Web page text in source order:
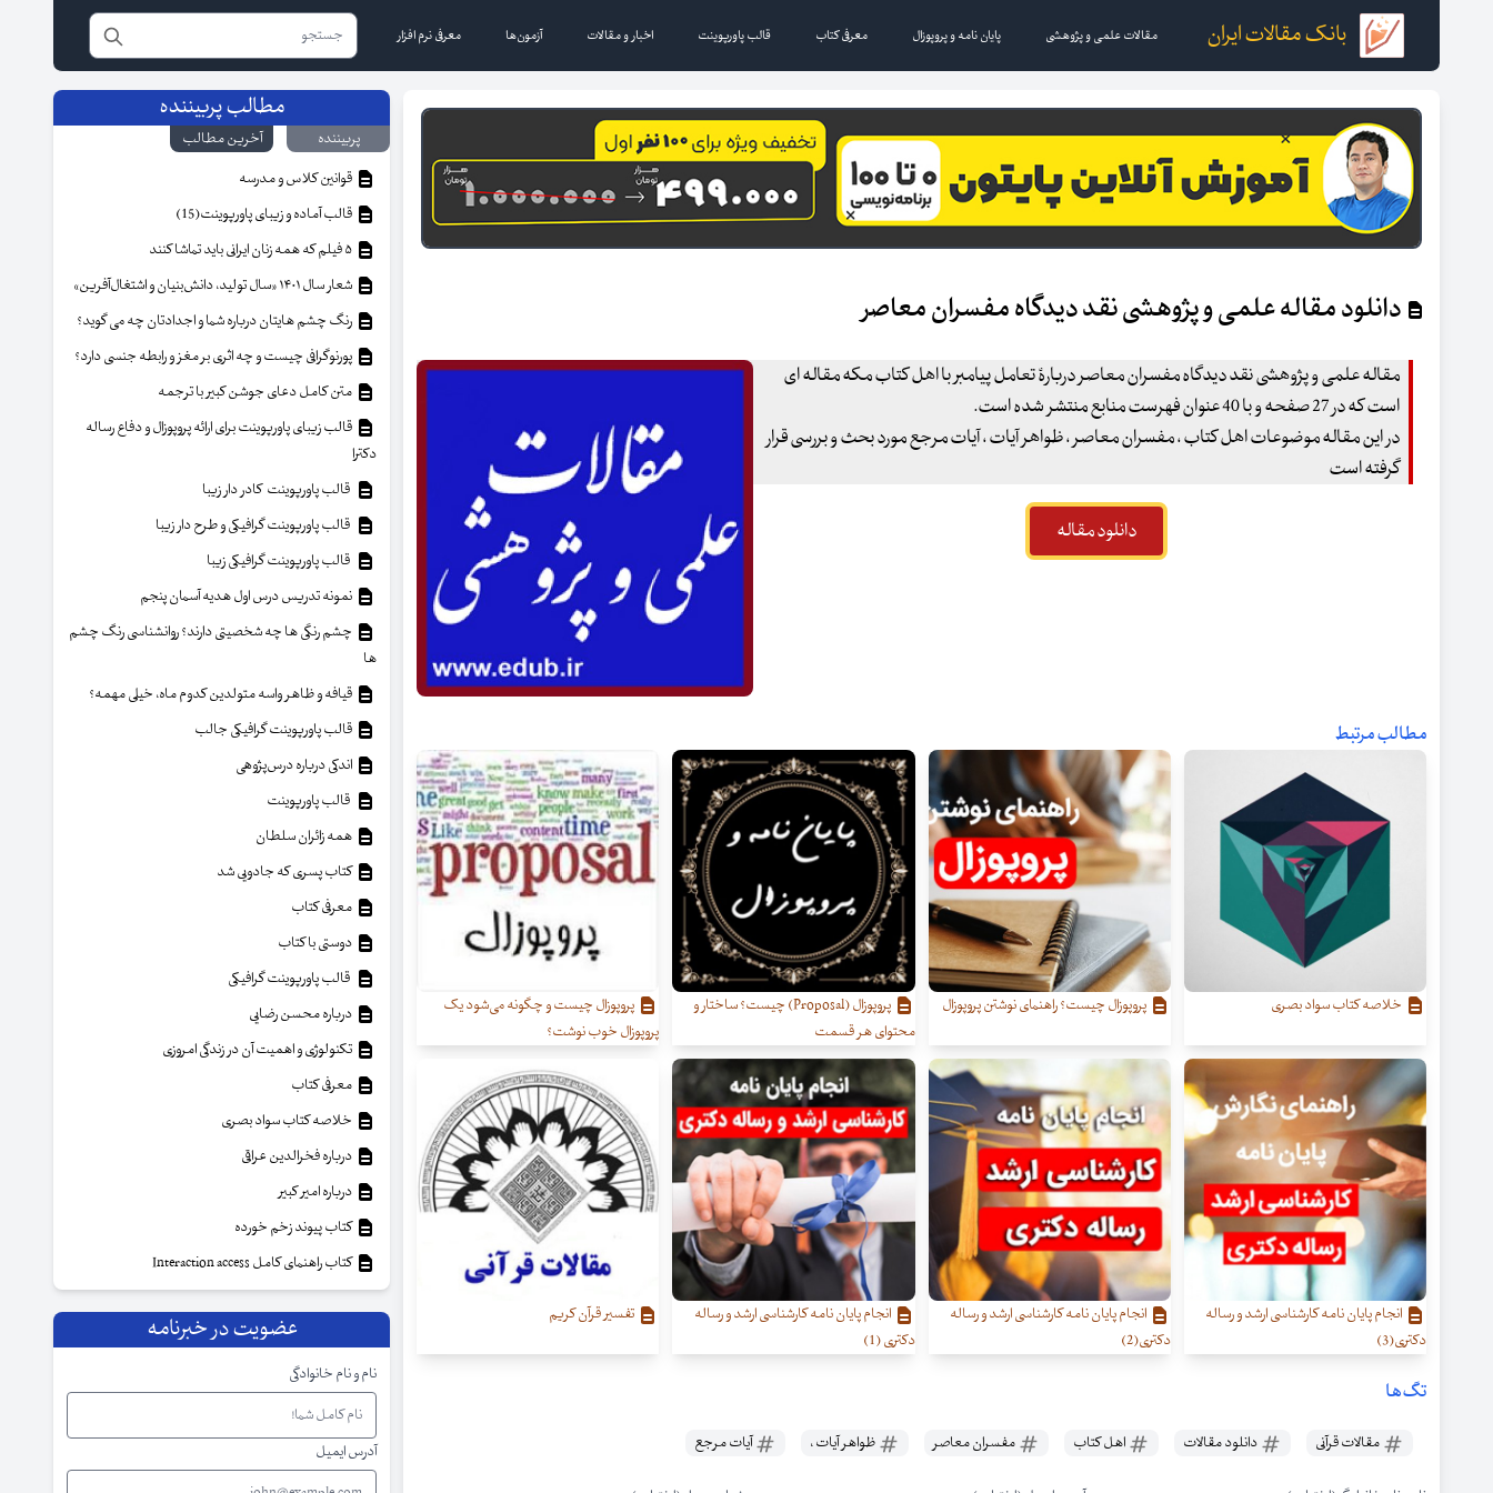
بانک مقالات ایران مقالات علمی و پژوهشی پایان نامه و پروپوزال معرفی کتاب قالب پاورپوینت اخبار و مقالات آزمون‌ها معرفی نرم افزار
دانلود مقاله علمی و پژوهشی ﻧﻘﺪ دﯾﺪﮔﺎه ﻣﻔﺴﺮان ﻣﻌﺎﺻر
مقاله علمی و پژوهشی ﻧﻘﺪ دﯾﺪﮔﺎه ﻣﻔﺴﺮان ﻣﻌﺎﺻﺮ درﺑﺎرۀ تعامل پیامبر با اهل کتاب ﻣﮑﻪ مقاله ای
است که در 27 صفحه و با 40 عنوان فهرست منابع منتشر شده است
.
در این مقاله موضوعات اهل کتاب ، مفسران معاصر ، ظواهر آیات ، آیات مرجع مورد بحث و بررسی قرار
گرفته است
دانلود مقاله
مطالب مرتبط
خلاصه کتاب سواد بصری پروپوزال چیست؟ راهنمای نوشتن پروپوزال
پروپوزال (Proposal) چیست؟ ساختار و
محتوای هر قسمت
پروپوزال چیست و چگونه می‌شود یک
پروپوزال خوب نوشت؟
انجام پایان نامه کارشناسی ارشد و رساله
دکتری(3)
انجام پایان نامه کارشناسی ارشد و رساله
دکتری(2)
انجام پایان نامه کارشناسی ارشد و رساله
دکتری (1)
تفسیر قرآن کریم
تگ‌ها
مقالات قرآنی دانلود مقالات اهل کتاب مفسران معاصر ظواهر آیات ، آیات مرجع
مطالب پربیننده
پربیننده
آخرین مطالب
قوانین کلاس و مدرسه
قالب آماده و زیبای پاورپوینت(15)
شعار سال ۱۴۰۱ «سال تولید، دانش‌بنیان و اشتغال‌آفرین»
رنگ چشم هایتان درباره شما و اجدادتان چه می گوید؟
پورنوگرافی چیست و چه اثری بر مغز و رابطه جنسی دارد؟
متن کامل دعای جوشن کبیر با ترجمه
قالب زیبای پاورپوینت برای ارائه پروپوزال و دفاع رساله
دکترا
قالب پاورپوینت کادر دار زیبا
قالب پاورپوینت گرافیکی و طرح دار زیبا
قالب پاورپوینت گرافیکی زیبا
نمونه تدریس درس اول هدیه آسمان پنجم
چشم رنگی ها چه شخصیتی دارند؟ روانشناسی رنگ چشم
ها
قیافه و ظاهر واسه متولدین کدوم ماه، خیلی مهمه؟
قالب پاورپوینت گرافیکی جالب
اندکی درباره درس‌پژوهی
قالب پاورپوینت
همه زائران سلطان
کتاب پسری که جادویی شد
معرفی کتاب
دوستی با کتاب
قالب پاورپوینت گرافیکی
درباره محسن رضایی
تکنولوژی و اهمیت آن در زندگی امروزی
معرفی کتاب
خلاصه کتاب سواد بصری
درباره فخرالدین عراقی
درباره امیر کبیر
کتاب پیوند زخم خورده
کتاب راهنمای کامل Interaction access
عضویت در خبرنامه
نام و نام خانوادگی
آدرس ایمیل